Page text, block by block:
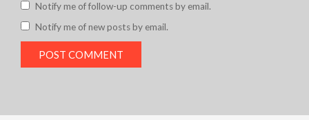
Notify me of follow-up comments by email.
Notify me of new posts by email.